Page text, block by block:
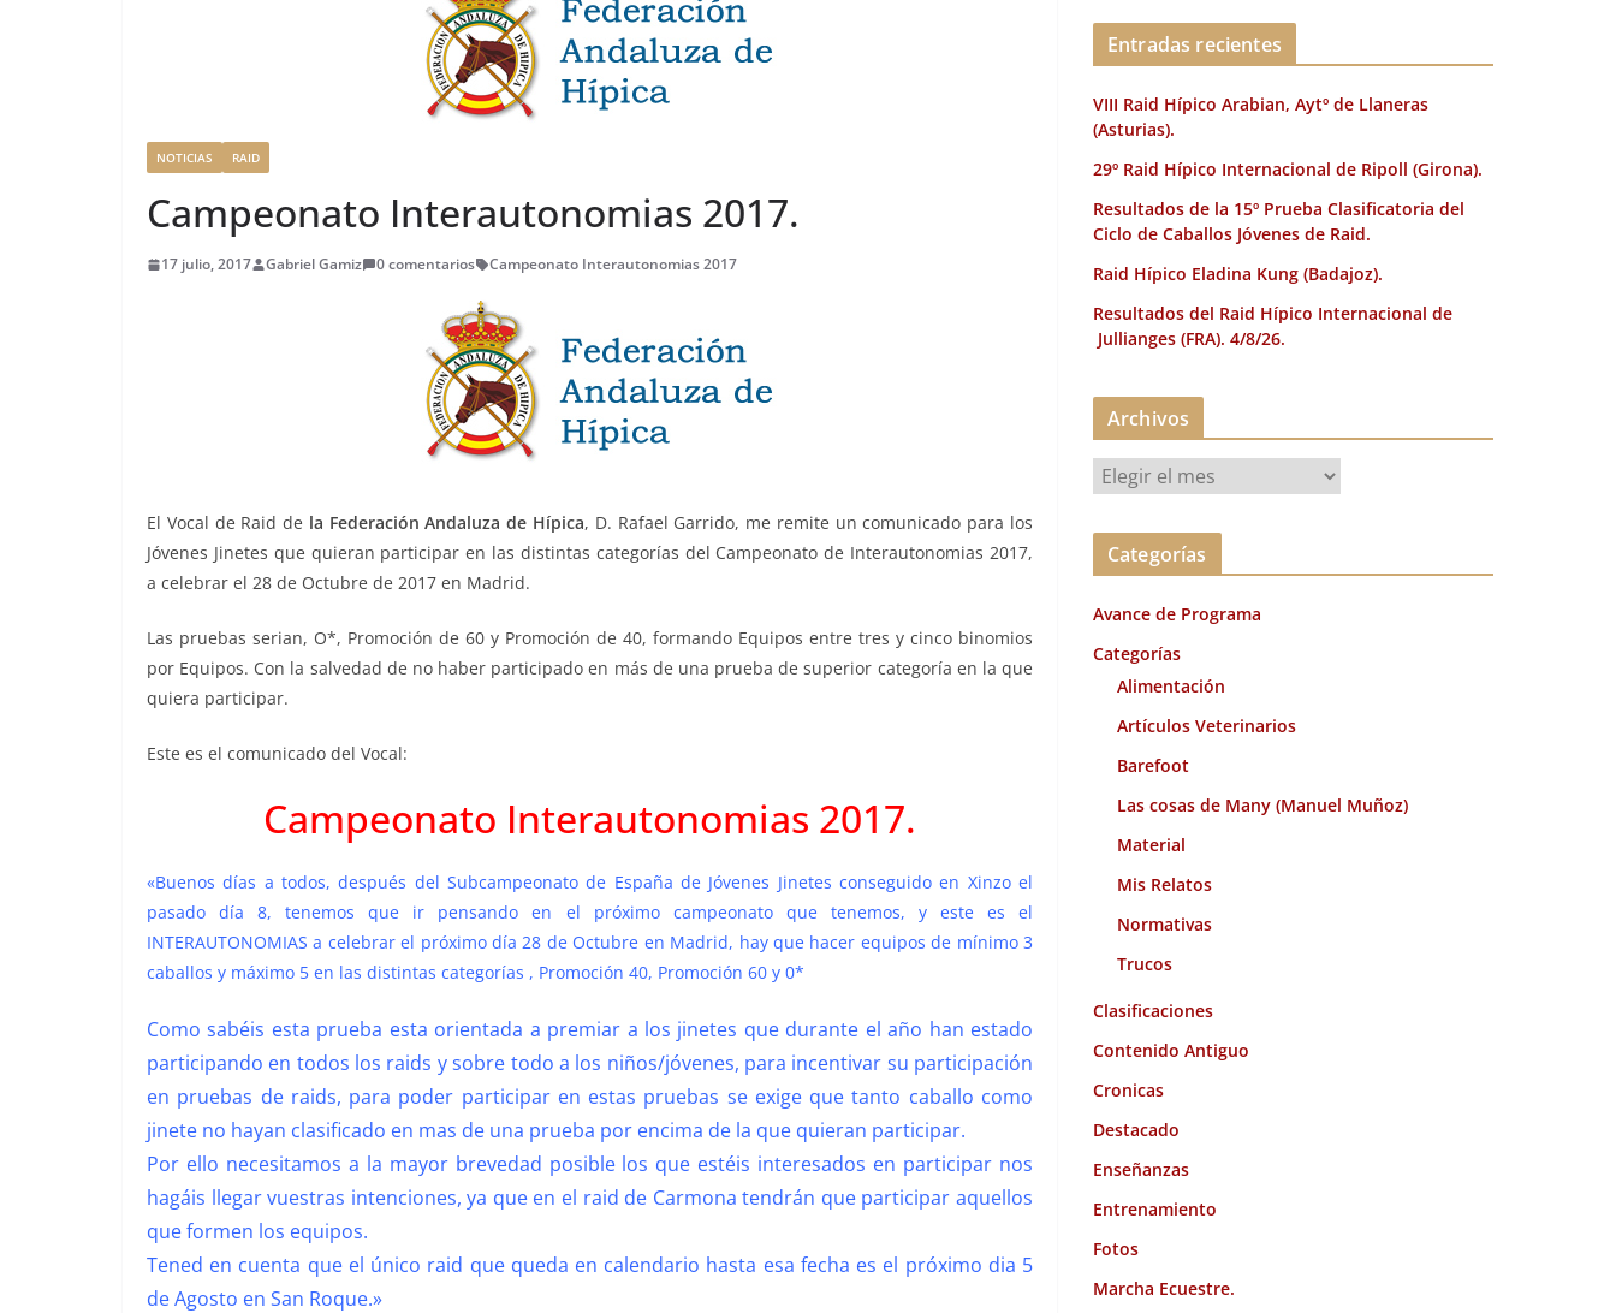
NOTICIAS RAID
Campeonato Interautonomias 2017.
17 julio, 2017 Gabriel Gamiz 0 comentarios Campeonato Interautonomias 2017
El Vocal de Raid de la Federación Andaluza de Hípica, D. Rafael Garrido, me remite un comunicado para los
Jóvenes Jinetes que quieran participar en las distintas categorías del Campeonato de Interautonomias 2017,
a celebrar el 28 de Octubre de 2017 en Madrid.
Las pruebas serian, O*, Promoción de 60 y Promoción de 40, formando Equipos entre tres y cinco binomios
por Equipos. Con la salvedad de no haber participado en más de una prueba de superior categoría en la que
quiera participar.
Este es el comunicado del Vocal:
Campeonato Interautonomias 2017.
«Buenos días a todos, después del Subcampeonato de España de Jóvenes Jinetes conseguido en Xinzo el
pasado día 8, tenemos que ir pensando en el próximo campeonato que tenemos, y este es el
INTERAUTONOMIAS a celebrar el próximo día 28 de Octubre en Madrid, hay que hacer equipos de mínimo 3
caballos y máximo 5 en las distintas categorías , Promoción 40, Promoción 60 y 0*
Como sabéis esta prueba esta orientada a premiar a los jinetes que durante el año han estado
participando en todos los raids y sobre todo a los niños/jóvenes, para incentivar su participación
en pruebas de raids, para poder participar en estas pruebas se exige que tanto caballo como
jinete no hayan clasificado en mas de una prueba por encima de la que quieran participar.
Por ello necesitamos a la mayor brevedad posible los que estéis interesados en participar nos
hagáis llegar vuestras intenciones, ya que en el raid de Carmona tendrán que participar aquellos
que formen los equipos.
Tened en cuenta que el único raid que queda en calendario hasta esa fecha es el próximo dia 5
de Agosto en San Roque.»
Entradas recientes
VIII Raid Hípico Arabian, Aytº de Llaneras
(Asturias).
29º Raid Hípico Internacional de Ripoll (Girona).
Resultados de la 15º Prueba Clasificatoria del
Ciclo de Caballos Jóvenes de Raid.
Raid Hípico Eladina Kung (Badajoz).
Resultados del Raid Hípico Internacional de
Jullianges (FRA). 4/8/26.
Archivos
r
c
v
o
Categorías
Avance de Programa
Categorías
Alimentación
Artículos Veterinarios
Barefoot
Las cosas de Many (Manuel Muñoz)
Material
Mis Relatos
Normativas
Trucos
Clasificaciones
Contenido Antiguo
Cronicas
Destacado
Enseñanzas
Entrenamiento
Fotos
Marcha Ecuestre.